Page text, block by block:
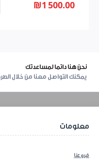
₪1 500.00
نحن هنا دائما لمساعدتك
يمكنك التواصل معنا من خلال
معلومات
فروعنا